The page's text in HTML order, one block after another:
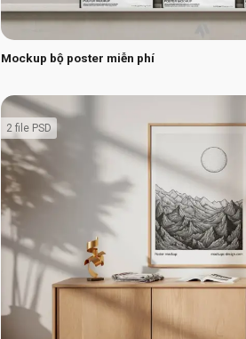
Mockup bộ poster miễn phí
2 file PSD